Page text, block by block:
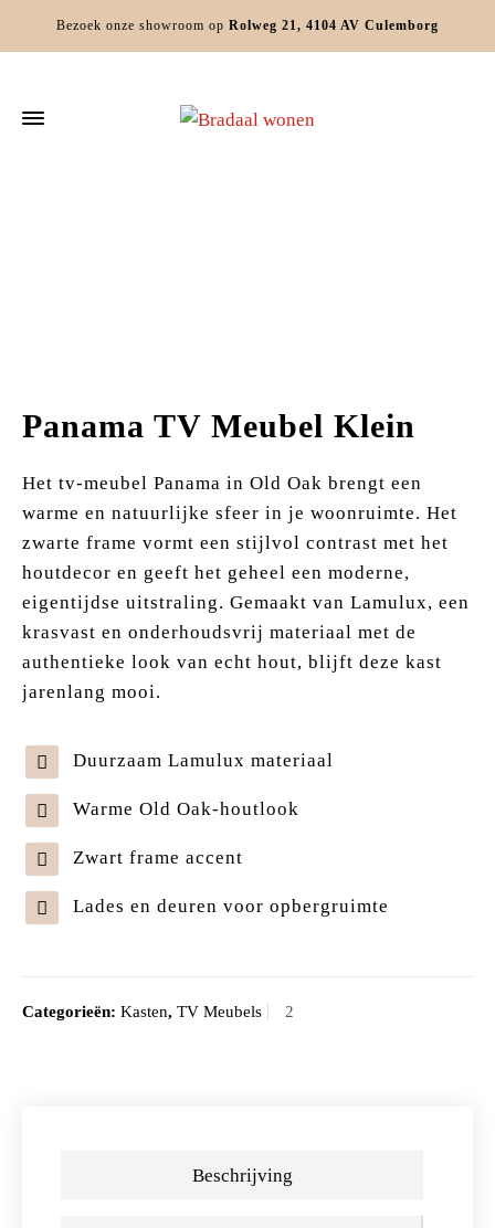
Bezoek onze showroom op Rolweg 21, 4104 AV Culemborg
Panama TV Meubel Klein
Het tv-meubel Panama in Old Oak brengt een
warme en natuurlijke sfeer in je woonruimte. Het
zwarte frame vormt een stijlvol contrast met het
houtdecor en geeft het geheel een moderne,
eigentijdse uitstraling. Gemaakt van Lamulux, een
krasvast en onderhoudsvrij materiaal met de
authentieke look van echt hout, blijft deze kast
jarenlang mooi.
Duurzaam Lamulux materiaal
Warme Old Oak-houtlook
Zwart frame accent
Lades en deuren voor opbergruimte
Categorieën: Kasten, TV Meubels
Beschrijving